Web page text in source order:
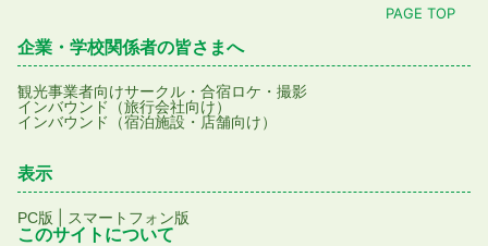
PAGE TOP
企業・学校関係者の皆さまへ
観光事業者向けサークル・合宿ロケ・撮影
インバウンド（旅行会社向け）
インバウンド（宿泊施設・店舗向け）
表示
PC版 スマートフォン版
このサイトについて